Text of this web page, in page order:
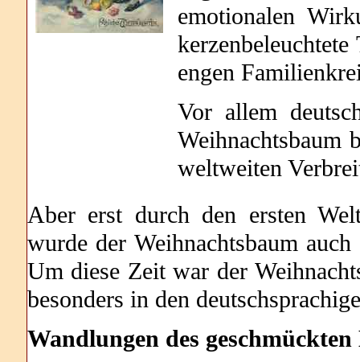
emotionalen
engen
Vor allem
Weihnachtsbaum
weltweiten
Aber erst durch den ersten
wurde der Weihnachtsbaum
Um diese Zeit war der
besonders in den
Wandlungen des geschmückten